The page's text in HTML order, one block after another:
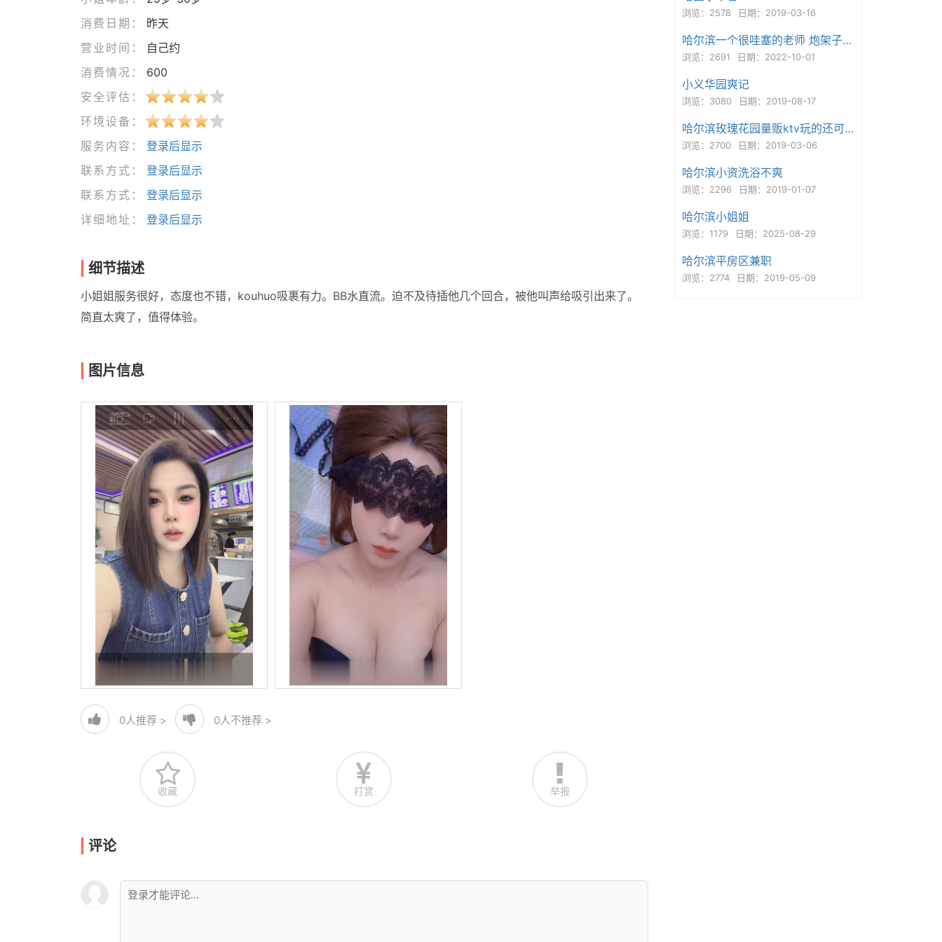
消费日期：
昨天
营业时间：
自己约
消费情况：
600
安全评估：
环境设备：
服务内容：
登录后显示
联系方式：
登录后显示
联系方式：
登录后显示
详细地址：
登录后显示
细节描述
小姐姐服务很好，态度也不错，kouhuo吸裹有力。BB水直流。迫不及待插他几个回合，被他叫声给吸引出来了。
简直太爽了，值得体验。
图片信息
0人推荐 > 0人不推荐 >
收藏 打赏 举报
评论
浏览：2578 日期：2019-03-16
哈尔滨一个很哇塞的老师 炮架子服务嘎嘎好
浏览：2691 日期：2022-10-01
小义华园爽记
浏览：3080 日期：2019-08-17
哈尔滨玫瑰花园量贩ktv玩的还可以，比较尽兴
浏览：2700 日期：2019-03-06
哈尔滨小资洗浴不爽
浏览：2296 日期：2019-01-07
哈尔滨小姐姐
浏览：1179 日期：2025-08-29
哈尔滨平房区兼职
浏览：2774 日期：2019-05-09